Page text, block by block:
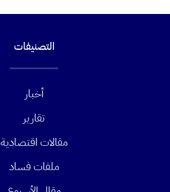
التصنيفات
أخبار
تقارير
مقالات اقتصادية
ملفات فساد